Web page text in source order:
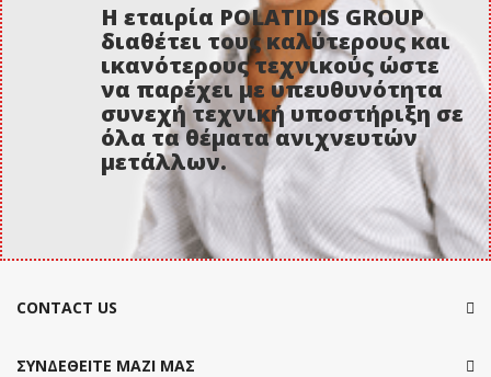
Η εταιρία POLATIDIS GROUP
διαθέτει τους καλύτερους και
ικανότερους τεχνικούς ώστε
να παρέχει με υπευθυνότητα
συνεχή τεχνική υποστήριξη σε
όλα τα θέματα ανιχνευτών
μετάλλων.
CONTACT US
ΣΥΝΔΕΘΕΙΤΕ ΜΑΖΙ ΜΑΣ